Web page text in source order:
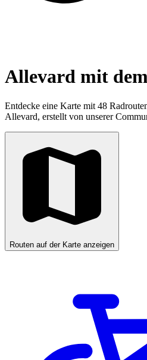
Allevard mit
Entdecke eine Karte mit 48
Allevard, erstellt von unserer
Routen auf der Karte anzeigen